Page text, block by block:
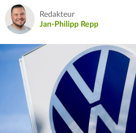
Redakteur
Jan-Philipp Repp